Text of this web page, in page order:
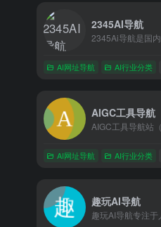
2345AI导航
AI网址导航 AI行业分类
AIGC工具导航
AI网址导航 AI行业分类
趣玩AI导航